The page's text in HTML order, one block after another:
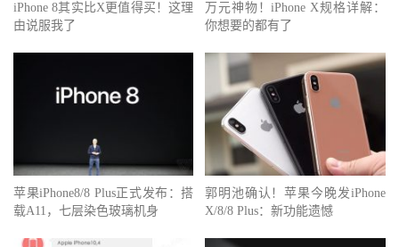
iPhone 8其实比X更值得买！这理
由说服我了
万元神物！iPhone X规格详解：
你想要的都有了
苹果iPhone8/8 Plus正式发布：搭
载A11，七层染色玻璃机身
郭明池确认！苹果今晚发iPhone
X/8/8 Plus：新功能遗憾